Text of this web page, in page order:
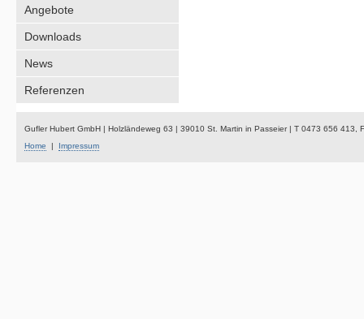
Angebote
Downloads
News
Referenzen
Gufler Hubert GmbH | Holzländeweg 63 | 39010 St. Martin in Passeier | T 0473 656 413,
Home | Impressum